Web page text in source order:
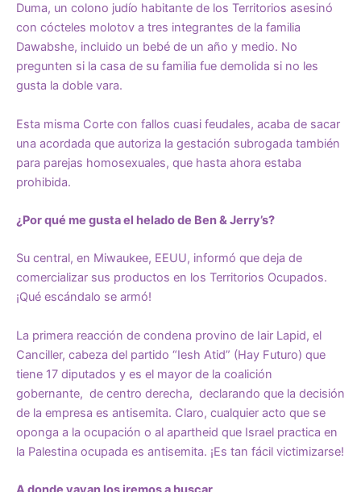
Duma, un colono judío habitante de los Territorios asesinó
con cócteles molotov a tres integrantes de la familia
Dawabshe, incluido un bebé de un año y medio. No
pregunten si la casa de su familia fue demolida si no les
gusta la doble vara.
Esta misma Corte con fallos cuasi feudales, acaba de sacar
una acordada que autoriza la gestación subrogada también
para parejas homosexuales, que hasta ahora estaba
prohibida.
¿Por qué me gusta el helado de Ben & Jerry’s?
Su central, en Miwaukee, EEUU, informó que deja de
comercializar sus productos en los Territorios Ocupados.
¡Qué escándalo se armó!
La primera reacción de condena provino de Iair Lapid, el
Canciller, cabeza del partido “Iesh Atid” (Hay Futuro) que
tiene 17 diputados y es el mayor de la coalición
gobernante, de centro derecha, declarando que la decisión
de la empresa es antisemita. Claro, cualquier acto que se
oponga a la ocupación o al apartheid que Israel practica en
la Palestina ocupada es antisemita. ¡Es tan fácil victimizarse!